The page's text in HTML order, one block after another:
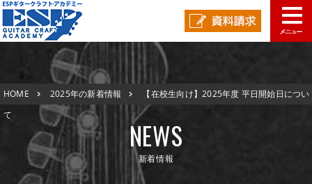
学校概要
メッセージ ESPヒストリー 学校の特長
学科コース
学科・コース紹介
入学案内
募集要項 学費について
就職進路指導
HOME 2025年の新着情報
【在校生向け】2025年度 平日開始日につい
て
NEWS
新着情報